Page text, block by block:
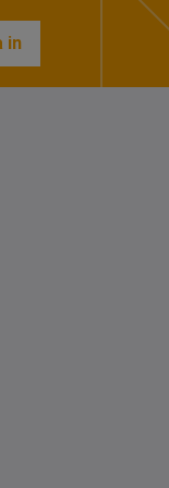
in